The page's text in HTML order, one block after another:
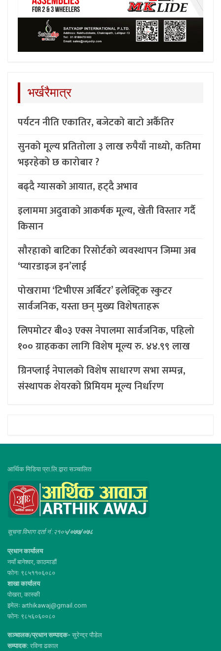
भर्खरैमात्र
पर्यटन नीति एकातिर, बजेटको बाटो अर्कैतिर
सुनको मूल्य प्रतितोला ३ लाख रुपैयाँ नाध्यो, कतिमा
भइरहेको छ कारोबार ?
बढ्दै ग्यासको आयात, हट्दै अभाव
इलाममा अदुवाको आकर्षक मूल्य, खेती विस्तार गर्दै
किसान
सौरहाको बाटिका रिसोर्टको व्यवस्थापन जिम्मा अब
‘प्यारडाइज इन’लाई
पोखरामा ‘टिभीएस अर्बिटर’ इलेक्ट्रिक स्कुटर
सार्वजनिक, यस्ता छन् मुख्य विशेषताहरू
लिपमोटर बी०३ एक्स नेपालमा सार्वजनिक, पहिलो
१०० ग्राहकका लागि विशेष मूल्य रु. ४४.९९ लाख
ग्रिनप्लाई नेपालको विशेष साधारण सभा सम्पन्न,
संस्थापक शेयरको प्रिमियम मूल्य निर्धारण
आर्थिक मिडिया प्रा.लि.द्वारा सञ्चालित
सूचना विभाग दर्ता नं :२१०५/०७७/०७८
प्रधान कार्यालय
नयाँ बानेश्वर, काठमाडौं
फोनः ९८५११०६०८०
शाखा कार्यालय
पोखरा, कास्की
इमेलः arthikawaj@gmail.com
फोनः ९८५६०६००८०
सञ्चालक/प्रधान सम्पादक- सुरेन्द्र पौडेल
सम्पादक: रविना ढकाल